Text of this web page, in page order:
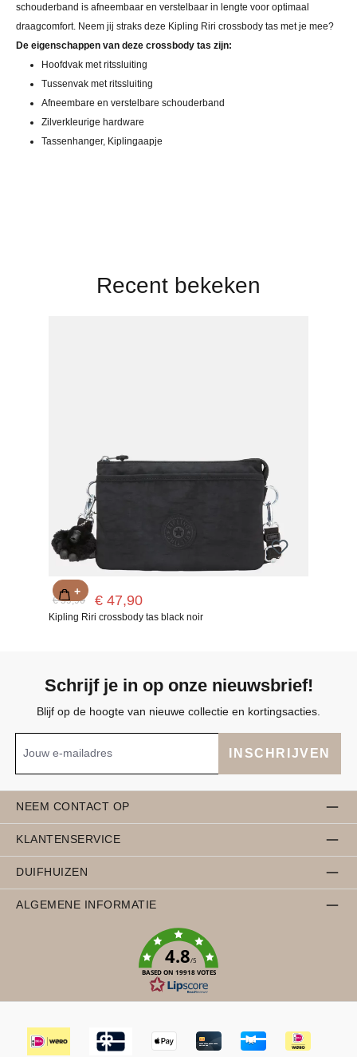
schouderband is afneembaar en verstelbaar in lengte voor optimaal
draagcomfort. Neem jij straks deze Kipling Riri crossbody tas met je mee?
De eigenschappen van deze crossbody tas zijn:
Hoofdvak met ritssluiting
Tussenvak met ritssluiting
Afneembare en verstelbare schouderband
Zilverkleurige hardware
Tassenhanger, Kiplingaapje
Recent bekeken
€ 59,90 € 47,90
Kipling Riri crossbody tas black noir
+
Schrijf je in op onze nieuwsbrief!
Blijf op de hoogte van nieuwe collectie en kortingsacties.
INSCHRIJVEN
NEEM CONTACT OP
KLANTENSERVICE
DUIFHUIZEN
ALGEMENE INFORMATIE
4.8/5
BASED ON 19918 VOTES